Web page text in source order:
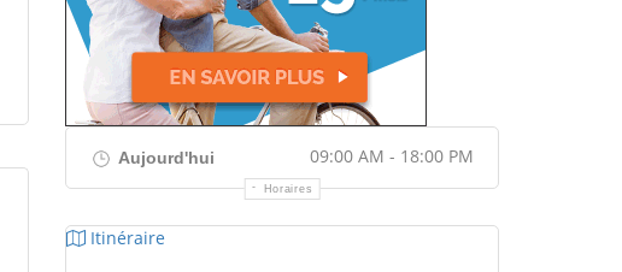
Aujourd'hui 09:00 AM - 18:00 PM
Horaires
Itinéraire